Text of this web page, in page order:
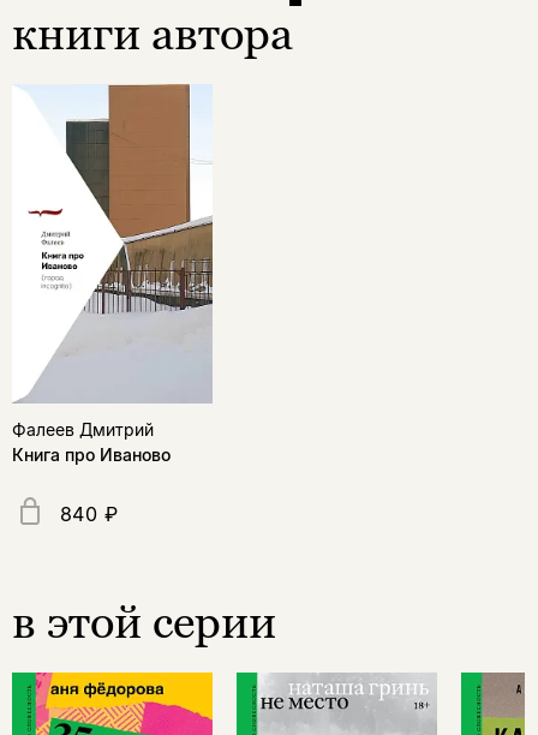
книги автора
Фалеев Дмитрий
Книга про Иваново
840 ₽
в этой серии